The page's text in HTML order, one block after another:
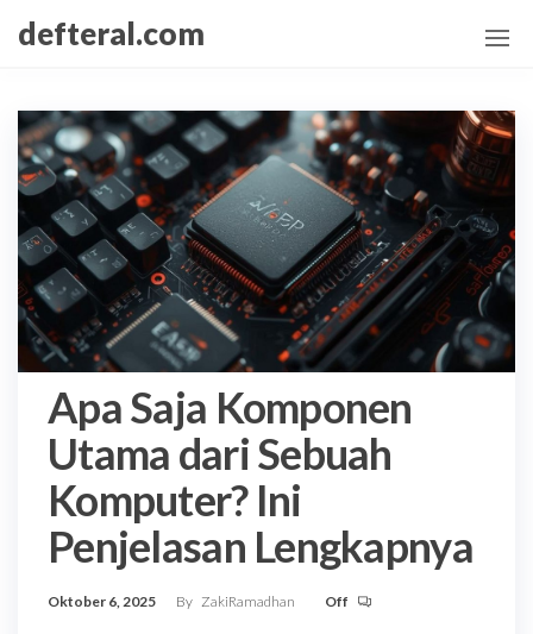
Skip
content
defteral.com
Apa Saja Komponen
Utama dari Sebuah
Komputer? Ini
Penjelasan Lengkapnya
Oktober 6, 2025 By ZakiRamadhan Off